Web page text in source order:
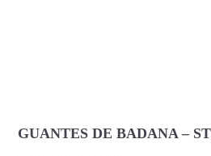
GUANTES DE BADANA –